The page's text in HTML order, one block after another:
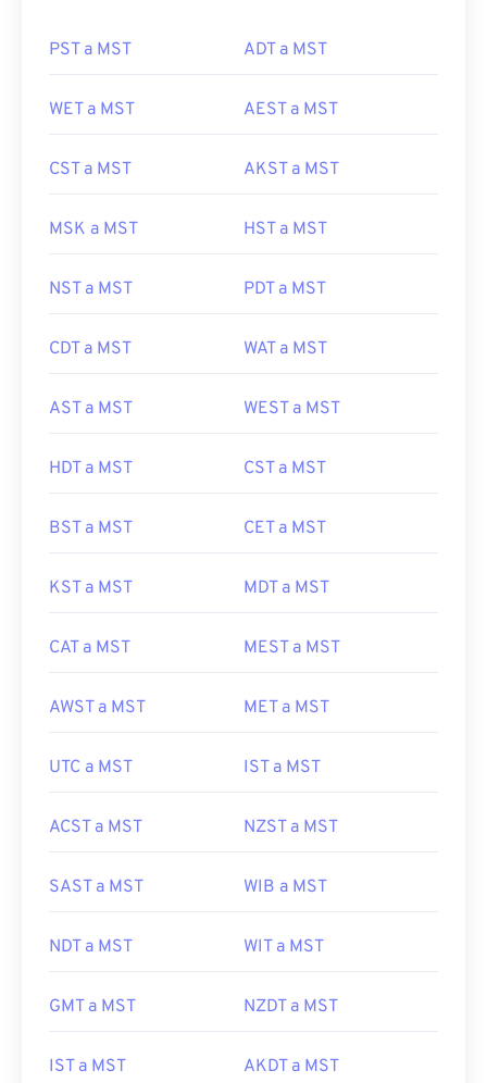
PST a MST ADT a MST
WET a MST AEST a MST
CST a MST AKST a MST
MSK a MST HST a MST
NST a MST PDT a MST
CDT a MST WAT a MST
AST a MST WEST a MST
HDT a MST CST a MST
BST a MST CET a MST
KST a MST MDT a MST
CAT a MST MEST a MST
AWST a MST MET a MST
UTC a MST IST a MST
ACST a MST NZST a MST
SAST a MST WIB a MST
NDT a MST WIT a MST
GMT a MST NZDT a MST
IST a MST AKDT a MST